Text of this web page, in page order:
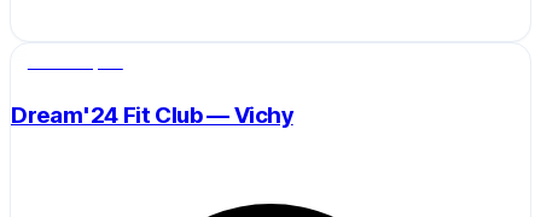
Dream'24 Fit Club — Vichy